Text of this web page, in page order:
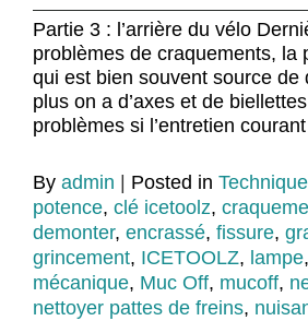
Partie 3 : l’arrière du vélo
problèmes de craquements, la
qui est bien souvent source
plus on a d’axes et de
problèmes si l’entretien
By admin Posted in Technique
potence, clé icetoolz,
demonter, encrassé, fissure,
grincement, ICETOOLZ, lampe,
mécanique, Muc Off, mucoff,
nettoyer pattes de freins,